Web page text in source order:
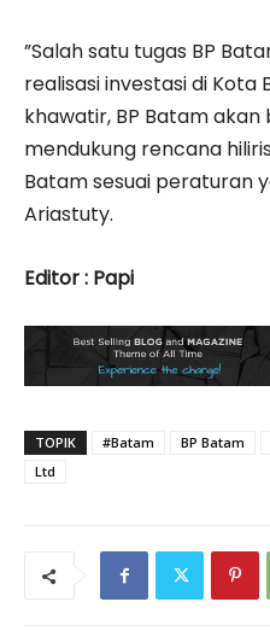
”Salah satu tugas BP
realisasi investasi di Kota
khawatir, BP Batam
mendukung rencana
Batam sesuai peraturan
Ariastuty.
Editor : Papi
TOPIK #Batam BP Batam
Ltd